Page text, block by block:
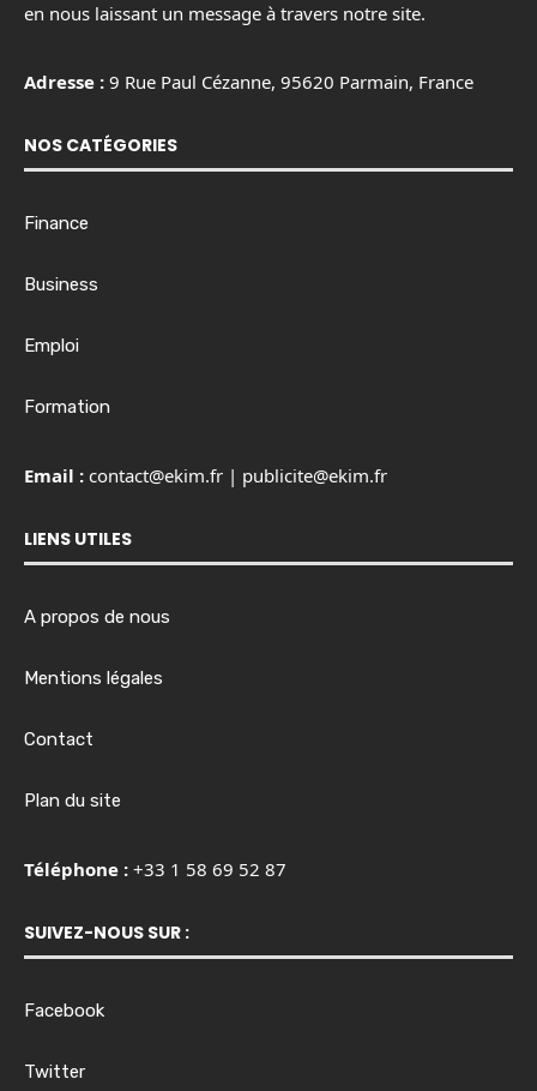
en nous laissant un message à travers notre site.
Adresse : 9 Rue Paul Cézanne, 95620 Parmain, France
NOS CATÉGORIES
Finance
Business
Emploi
Formation
Email : contact@ekim.fr | publicite@ekim.fr
LIENS UTILES
A propos de nous
Mentions légales
Contact
Plan du site
Téléphone : +33 1 58 69 52 87
SUIVEZ-NOUS SUR :
Facebook
Twitter